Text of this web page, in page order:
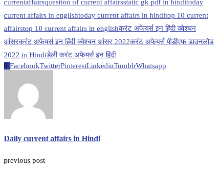
currentaffairsquestion of current affairsstatic gk pdf in hinditoday
current affairs in englishtoday current affairs in hinditop 10 current
affairstop 10 current affairs in englishकरंट अफेयर्स इन हिंदी क्वेश्चन
आंसरकरंट अफेयर्स इन हिंदी क्वेश्चन आंसर 2022करंट अफेयर्स पीडीएफ डाउनलोड
2022 in Hindiडेली करंट अफेयर्स इन हिंदी
0 FacebookTwitterPinterestLinkedinTumblrWhatsapp
Daily current affairs in Hindi
previous post